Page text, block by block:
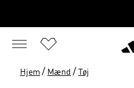
Hjem / Mænd / Tøj